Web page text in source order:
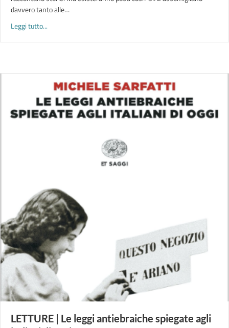
davvero tanto alle…
Leggi tutto...
LETTURE | Le leggi antiebraiche spiegate agli